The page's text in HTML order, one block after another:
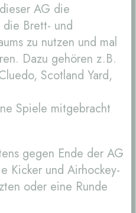
AG die
Brett- und
zu nutzen und mal
Dazu gehören z.B.
Scotland Yard,
Spiele mitgebracht
gegen Ende der AG
Kicker und Airhockey-
oder eine Runde